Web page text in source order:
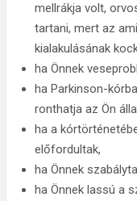
mellrákja volt,
tartani, mert az
kialakulásának
ha Önnek
ha Parkinson-
ronthatja az Ön
ha a
előfordultak,
ha Önnek
ha Önnek lassú a